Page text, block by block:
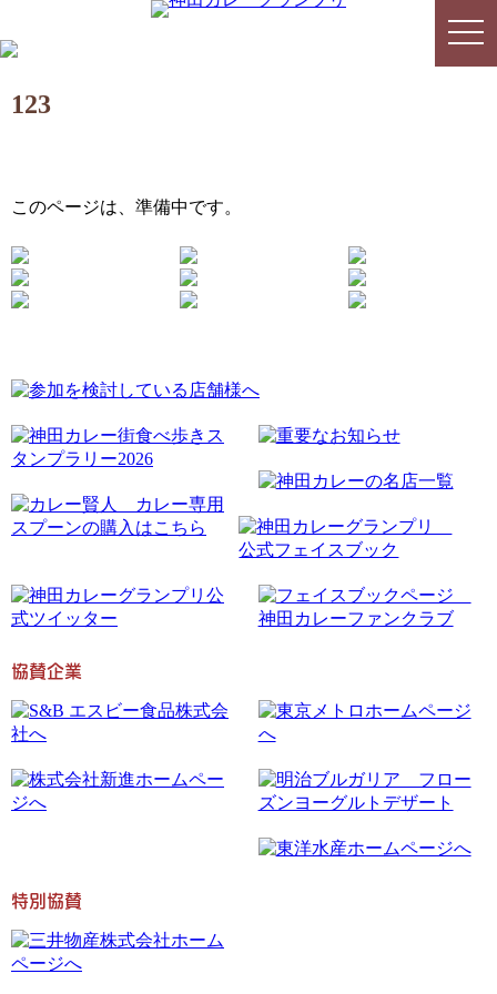
123
このページは、準備中です。
協賛企業
特別協賛